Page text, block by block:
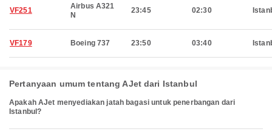
VF251
Airbus A321
N
23:45 02:30
VF179 Boeing 737 23:50 03:40
Pertanyaan umum tentang AJet dari Istanbul
Apakah AJet menyediakan jatah bagasi untuk penerbangan dari
Istanbul?